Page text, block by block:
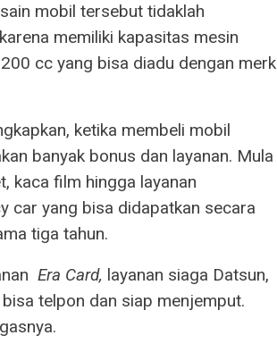
mobil tersebut tidaklah
memiliki kapasitas mesin
cc yang bisa diadu dengan merk
ketika membeli mobil
banyak bonus dan layanan. Mula
kaca film hingga layanan
car yang bisa didapatkan secara
tiga tahun.
Era Card, layanan siaga Datsun,
telpon dan siap menjemput.